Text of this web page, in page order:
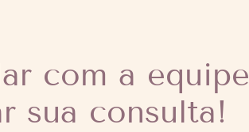
com a equipe
sua consulta!